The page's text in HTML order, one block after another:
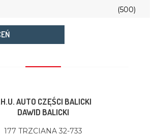
(500)
AUTO CZĘŚCI BALICKI
DAWID BALICKI
177 TRZCIANA 32-733